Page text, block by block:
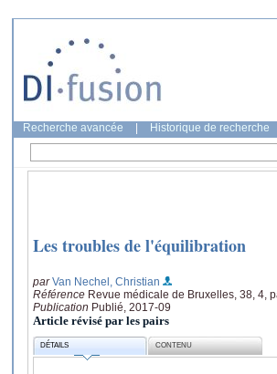
Recherche avancée Historique de recherche
Les troubles de l'équilibration
parVan Nechel, Christian
Référence Revue médicale de Bruxelles, 38, 4,
Publication Publié, 2017-09
Article révisé par les pairs
DÉTAILS CONTENU